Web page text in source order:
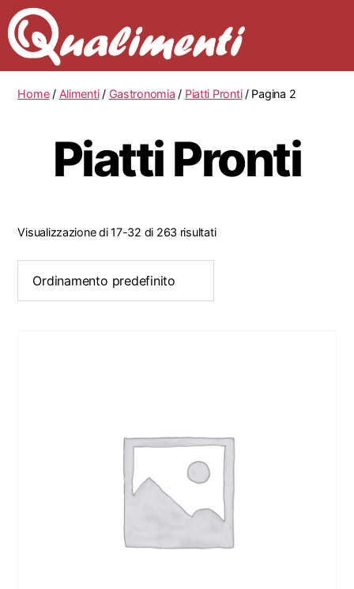
Home/ Alimenti/ Gastronomia / Piatti Pronti/ Pagina 2
Piatti Pronti
Visualizzazione di 17-32 di 263 risultati